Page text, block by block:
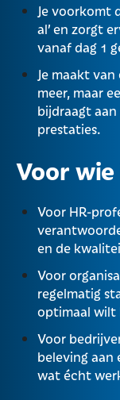
Je voorkomt
al’ en zorgt
vanaf dag 1
Je maakt
meer, maar
bijdraagt
prestaties.
Voor
Voor HR-
en de
Voor
regelmatig
optimaal
Voor
beleving aan
wat écht